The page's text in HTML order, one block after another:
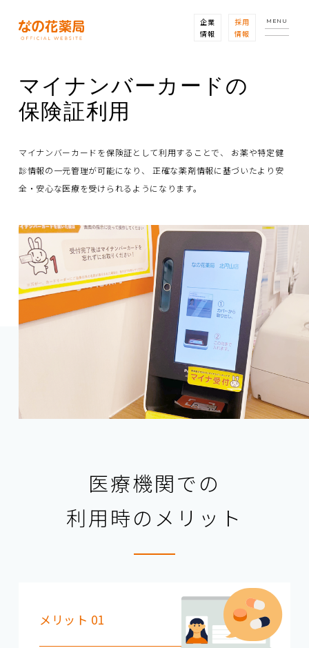
企業
情報
採用
情報
MENU
マイナンバーカードの
保険証利用
マイナンバーカードを保険証として利用することで、
お薬や特定健
診情報の一元管理が可能になり、
正確な薬剤情報に基づいたより安
全・安心な医療を受けられるようになります。
医療機関での
利用時のメリット
メリット 01